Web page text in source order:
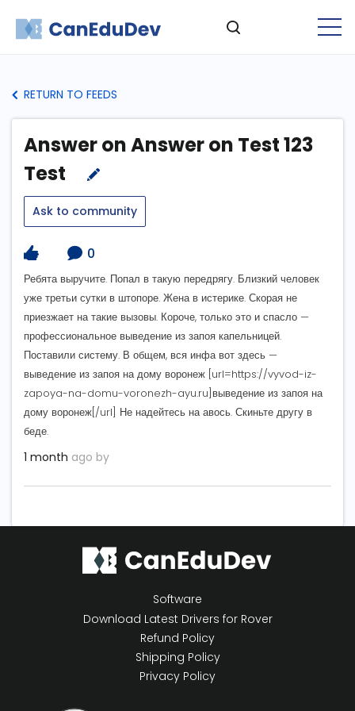
RETURN TO FEEDS
Answer on Answer on Test 123
Test
Ask to community
0
Ребята выручите. Попал в такую передрягу. Близкий человек
уже третьи сутки в штопоре. Жена в истерике. Скорая не
приезжает на такие вызовы. Короче, только это и спасло —
профессиональное выведение из запоя капельницей.
Поставили систему. В общем, вся инфа вот здесь —
выведение из запоя на дому воронеж [url=https://vyvod-iz-
zapoya-na-domu-voronezh-ayu.ru]выведение из запоя на
дому воронеж[/url] Не надейтесь на авось. Скиньте другу в
беде.
1 month ago by
Software
Download Latest Drivers for Rover
Refund Policy
Shipping Policy
Privacy Policy